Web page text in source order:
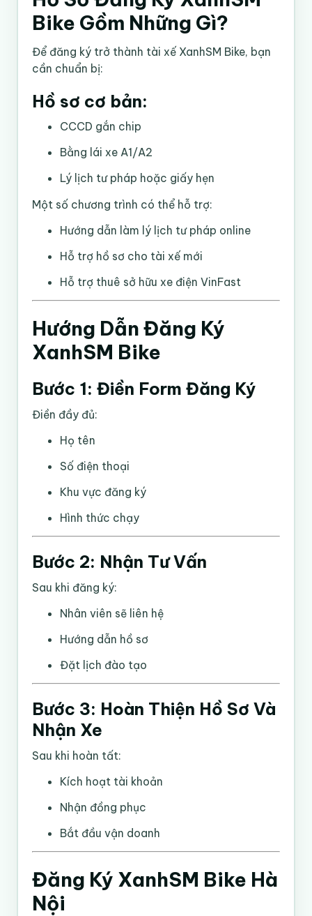
Bike Gồm Những Gì?
Để đăng ký trở thành tài xế XanhSM Bike, bạn
cần chuẩn bị:
Hồ sơ cơ bản:
CCCD gắn chip
Bằng lái xe A1/A2
Lý lịch tư pháp hoặc giấy hẹn
Một số chương trình có thể hỗ trợ:
Hướng dẫn làm lý lịch tư pháp online
Hỗ trợ hồ sơ cho tài xế mới
Hỗ trợ thuê sở hữu xe điện VinFast
Hướng Dẫn Đăng Ký
XanhSM Bike
Bước 1: Điền Form Đăng Ký
Điền đầy đủ:
Họ tên
Số điện thoại
Khu vực đăng ký
Hình thức chạy
Bước 2: Nhận Tư Vấn
Sau khi đăng ký:
Nhân viên sẽ liên hệ
Hướng dẫn hồ sơ
Đặt lịch đào tạo
Bước 3: Hoàn Thiện Hồ Sơ Và
Nhận Xe
Sau khi hoàn tất:
Kích hoạt tài khoản
Nhận đồng phục
Bắt đầu vận doanh
Đăng Ký XanhSM Bike Hà
Nội